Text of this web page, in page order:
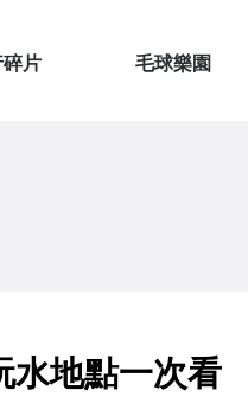
片 毛球樂園
水地點一次看